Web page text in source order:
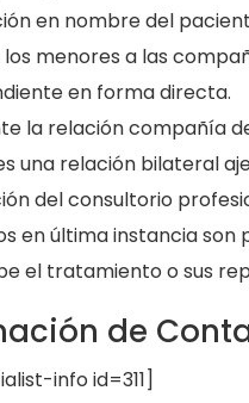
en nombre del
menores a las
en forma directa.
la relación compañía
una relación bilateral
del consultorio
en última instancia son
el tratamiento o sus
de
info id=311]